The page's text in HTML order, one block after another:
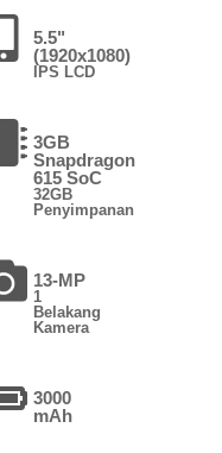
5.5"
(1920x1080)
IPS LCD
3GB
Snapdragon
615 SoC
32GB
Penyimpanan
13-MP
1
Belakang
Kamera
3000
mAh